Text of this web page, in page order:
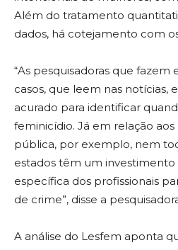
Além do tratamento
dados, há cotejamento com
“As pesquisadoras que fazem
casos, que leem nas notícias,
acurado para identificar
feminicídio. Já em relação
pública, por exemplo, nem
estados têm um
específica dos profissionais
de crime”, disse a
A análise do Lesfem aponta